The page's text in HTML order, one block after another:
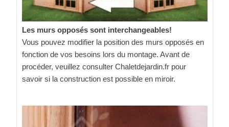
Les murs opposés sont interchangeables!
Vous pouvez modifier la position des murs opposés en
fonction de vos besoins lors du montage. Avant de
procéder, veuillez consulter Chaletdejardin.fr pour
savoir si la construction est possible en miroir.